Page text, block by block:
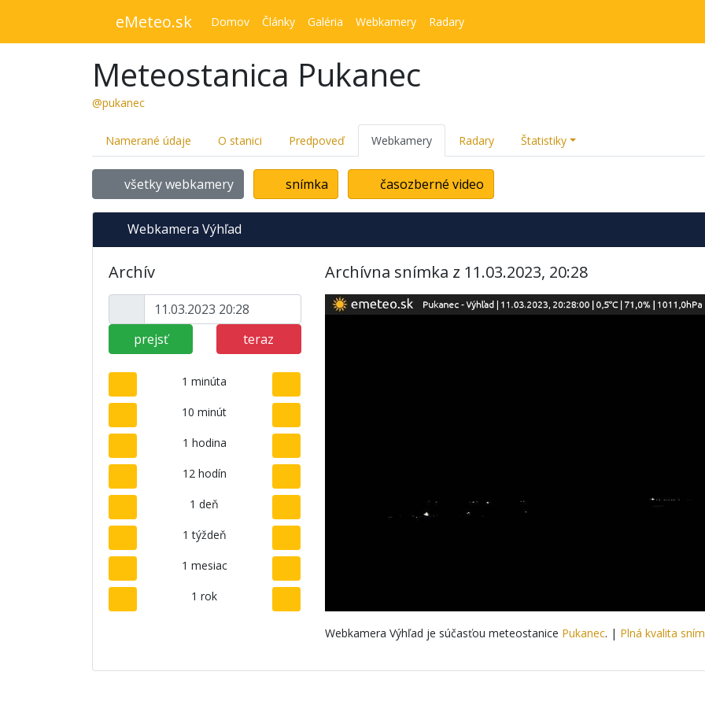
eMeteo.sk Domov Články Galéria Webkamery Radary
Meteostanica Pukanec
@pukanec
Namerané údaje O stanici Predpoveď Webkamery Radary Štatistiky
všetky webkamery snímka časozberné video
Webkamera Výhľad
Archív
prejsť teraz
1 minúta
10 minút
1 hodina
12 hodín
1 deň
1 týždeň
1 mesiac
1 rok
Archívna snímka z 11.03.2023, 20:28
Webkamera Výhľad je súčasťou meteostanice Pukanec. | Plná kvalita